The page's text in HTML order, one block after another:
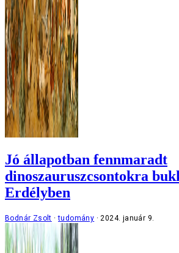
Jó állapotban fennmaradt
dinoszauruszcsontokra
Erdélyben
Bodnár Zsolt tudomány 2024. január 9.